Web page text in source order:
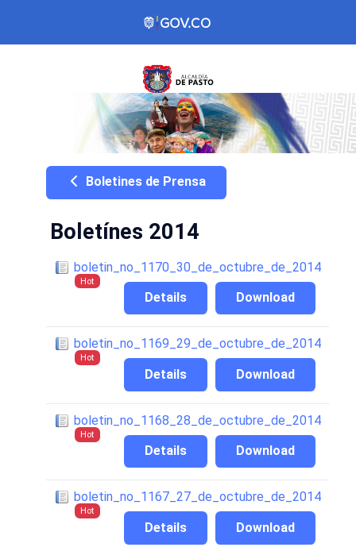
Boletines de Prensa
Boletínes 2014
boletin_no_1170_30_de_octubre_de_2014
Hot
Download
Details
boletin_no_1169_29_de_octubre_de_2014
Hot
Download
Details
boletin_no_1168_28_de_octubre_de_2014
Hot
Download
Details
boletin_no_1167_27_de_octubre_de_2014
Hot
Download
Details